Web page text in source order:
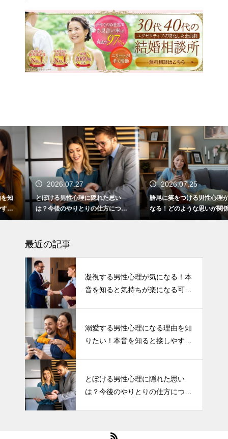
2026.07.27
とぼける男性心理に隠れた思い
は？今後のやりとりの仕方につい
て
2026.07.25
語尾に笑をつける男性心理が気に
なる！どのような思いが関係して
いるの？
最近の記事
凝視する男性心理が気になる！本
音を知ると気持ちが楽になる可能
溺愛する男性心理になる理由を知
りたい！本音を知ると接しやすく
とぼける男性心理に隠れた思い
は？今後のやりとりの仕方につい